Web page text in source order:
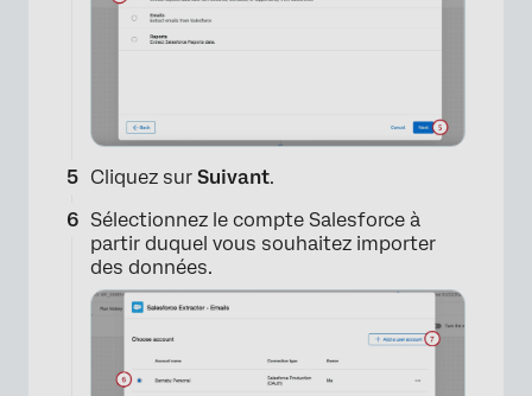
Cliquez sur Suivant.
Sélectionnez le compte Salesforce à
partir duquel vous souhaitez importer
des données.